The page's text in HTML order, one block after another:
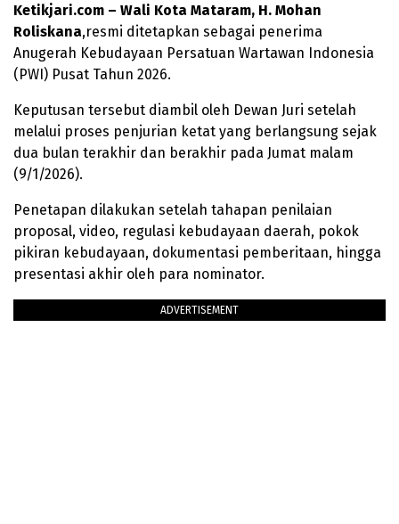
Ketikjari.com – Wali Kota Mataram, H. Mohan
Roliskana,resmi ditetapkan sebagai penerima
Anugerah Kebudayaan Persatuan Wartawan Indonesia
(PWI) Pusat Tahun 2026.
Keputusan tersebut diambil oleh Dewan Juri setelah
melalui proses penjurian ketat yang berlangsung sejak
dua bulan terakhir dan berakhir pada Jumat malam
(9/1/2026).
Penetapan dilakukan setelah tahapan penilaian
proposal, video, regulasi kebudayaan daerah, pokok
pikiran kebudayaan, dokumentasi pemberitaan, hingga
presentasi akhir oleh para nominator.
ADVERTISEMENT